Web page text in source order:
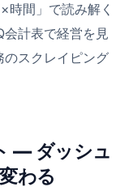
時間」で読み解く
計表で経営を見
のスクレイピング
― ダッシュ
わる